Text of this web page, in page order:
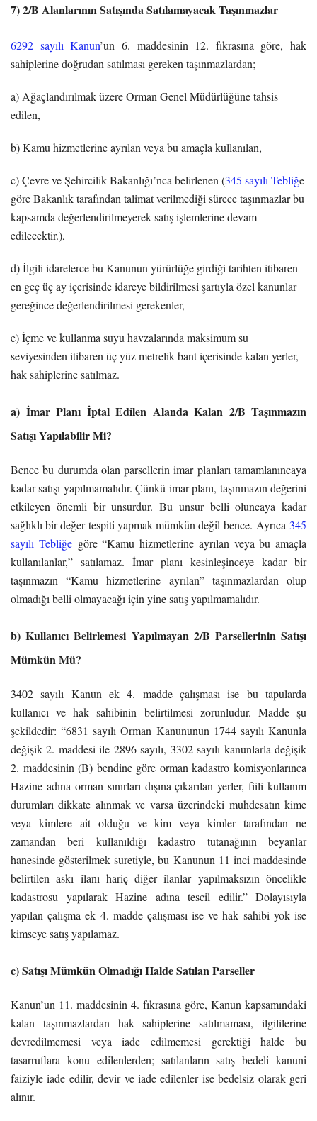
7) 2/B Alanlarının Satışında Satılamayacak Taşınmazlar
6292 sayılı Kanun’un 6. maddesinin 12. fıkrasına göre, hak
sahiplerine doğrudan satılması gereken taşınmazlardan;
a) Ağaçlandırılmak üzere Orman Genel Müdürlüğüne tahsis
edilen,
b) Kamu hizmetlerine ayrılan veya bu amaçla kullanılan,
c) Çevre ve Şehircilik Bakanlığı’nca belirlenen (345 sayılı Tebliğe
göre Bakanlık tarafından talimat verilmediği sürece taşınmazlar bu
kapsamda değerlendirilmeyerek satış işlemlerine devam
edilecektir.),
d) İlgili idarelerce bu Kanunun yürürlüğe girdiği tarihten itibaren
en geç üç ay içerisinde idareye bildirilmesi şartıyla özel kanunlar
gereğince değerlendirilmesi gerekenler,
e) İçme ve kullanma suyu havzalarında maksimum su
seviyesinden itibaren üç yüz metrelik bant içerisinde kalan yerler,
hak sahiplerine satılmaz.
a) İmar Planı İptal Edilen Alanda Kalan 2/B Taşınmazın
Satışı Yapılabilir Mi?
Bence bu durumda olan parsellerin imar planları tamamlanıncaya
kadar satışı yapılmamalıdır. Çünkü imar planı, taşınmazın değerini
etkileyen önemli bir unsurdur. Bu unsur belli oluncaya kadar
sağlıklı bir değer tespiti yapmak mümkün değil bence. Ayrıca 345
sayılı Tebliğegöre “Kamu hizmetlerine ayrılan veya bu amaçla
kullanılanlar,” satılamaz. İmar planı kesinleşinceye kadar bir
taşınmazın “Kamu hizmetlerine ayrılan” taşınmazlardan olup
olmadığı belli olmayacağı için yine satış yapılmamalıdır.
b) Kullanıcı Belirlemesi Yapılmayan 2/B Parsellerinin Satışı
Mümkün Mü?
3402 sayılı Kanun ek 4. madde çalışması ise bu tapularda
kullanıcı ve hak sahibinin belirtilmesi zorunludur. Madde şu
şekildedir: “6831 sayılı Orman Kanununun 1744 sayılı Kanunla
değişik 2. maddesi ile 2896 sayılı, 3302 sayılı kanunlarla değişik
2. maddesinin (B) bendine göre orman kadastro komisyonlarınca
Hazine adına orman sınırları dışına çıkarılan yerler, fiili kullanım
durumları dikkate alınmak ve varsa üzerindeki muhdesatın kime
veya kimlere ait olduğu ve kim veya kimler tarafından ne
zamandan beri kullanıldığı kadastro tutanağının beyanlar
hanesinde gösterilmek suretiyle, bu Kanunun 11 inci maddesinde
belirtilen askı ilanı hariç diğer ilanlar yapılmaksızın öncelikle
kadastrosu yapılarak Hazine adına tescil edilir.” Dolayısıyla
yapılan çalışma ek 4. madde çalışması ise ve hak sahibi yok ise
kimseye satış yapılamaz.
c) Satışı Mümkün Olmadığı Halde Satılan Parseller
Kanun’un 11. maddesinin 4. fıkrasına göre, Kanun kapsamındaki
kalan taşınmazlardan hak sahiplerine satılmaması, ilgililerine
devredilmemesi veya iade edilmemesi gerektiği halde bu
tasarruflara konu edilenlerden; satılanların satış bedeli kanuni
faiziyle iade edilir, devir ve iade edilenler ise bedelsiz olarak geri
alınır.